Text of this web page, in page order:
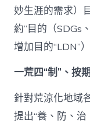
妙生涯的需求）
約”目的（SDGs
增加目的“LDN”
一荒四“制”、按
針對荒涼化地域
提出“養、防、治